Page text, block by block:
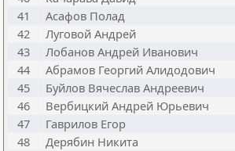
41
Асафов Полад
42
Луговой Андрей
43
Лобанов Андрей Иванович
44
Абрамов Георгий Алидодович
45
Буйлов Вячеслав Андреевич
46
Вербицкий Андрей Юрьевич
47
Гаврилов Егор
48
Дерябин Никита